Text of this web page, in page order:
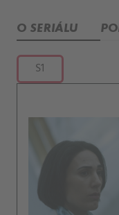
O SERIÁLU
S1